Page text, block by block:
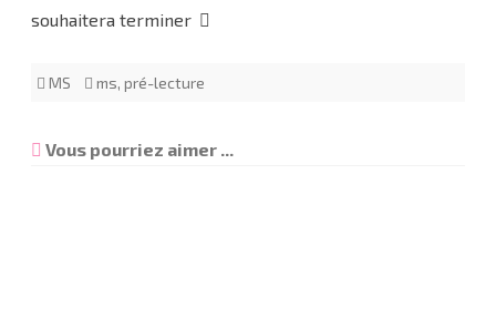
souhaitera terminer
MS ms, pré-lecture
Vous pourriez aimer ...